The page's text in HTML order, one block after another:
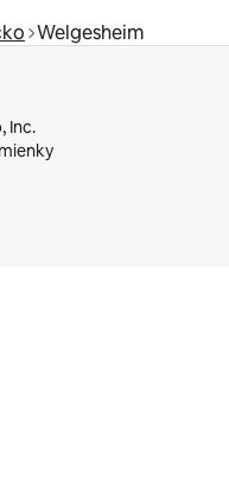
Welgesheim
Inc.